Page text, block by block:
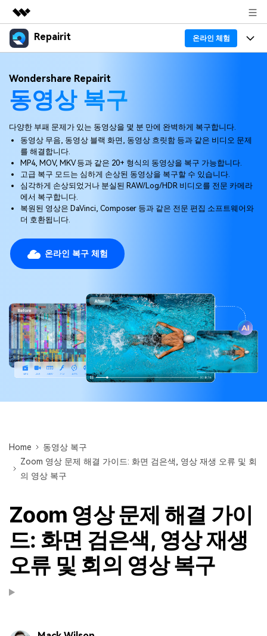
주요 제품
유틸리티
개요
솔루션
회사 소개
뉴스룸
플랜 및 가격
도움말 센터
Repairit 온라인 체험
크로스 플랫폼 AI 복원 및 향상 도구
무료 체험하기
Repairit -- 이메일
Outlook 이메일 복구 솔루션
관련 제품
Relumi - 앱
UBackit - 데이터 백업
기능
기본 기능
AI 보정
Repairit 소개
손상된 파일 복구 전문가
기술 인사이트
활용 & 가이드
활용 팁
가이드
데이터 복구 사례
데이터 복구
외장 저장장치 복구
자세히 보기
플랜 확인
Repairit
Repairit -- 이메일
PST 및 OST 파일과 분실된 Outlook 이메일 복구 솔
루션
Wondershare Repairit
동영상 복구
다양한 부패 문제가 있는 동영상을 몇 분 만에 완벽하게 복구합니다.
동영상 무음, 동영상 블랙 화면, 동영상 흐릿함 등과 같은 비디오 문제
를 해결합니다.
MP4, MOV, MKV 등과 같은 20+ 형식의 동영상을 복구 가능합니다.
고급 복구 모드는 심하게 손상된 동영상을 복구할 수 있습니다.
심각하게 손상되었거나 분실된 RAW/Log/HDR 비디오를 전문 카메라
에서 복구합니다.
복원된 영상은 DaVinci, Composer 등과 같은 전문 편집 소프트웨어와
더 호환됩니다.
온라인 복구 체험
Home
동영상 복구
Zoom 영상 문제 해결 가이드: 화면 검은색, 영상 재생 오류 및 회
의 영상 복구
Zoom 영상 문제 해결 가이
드: 화면 검은색, 영상 재생
오류 및 회의 영상 복구